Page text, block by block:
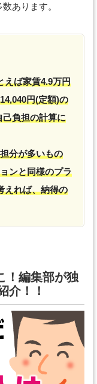
あります。
えば家賃4.9万円
円(定額)の
負担の計算に
分が多いもの
ンと同様のプラ
えれば、納得の
！編集部が独
介！！